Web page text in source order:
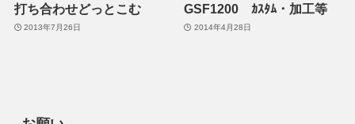
打ち合わせどっとこむ
2013年7月26日
GSF1200 ｶｽﾀﾑ・加工等
2014年4月28日